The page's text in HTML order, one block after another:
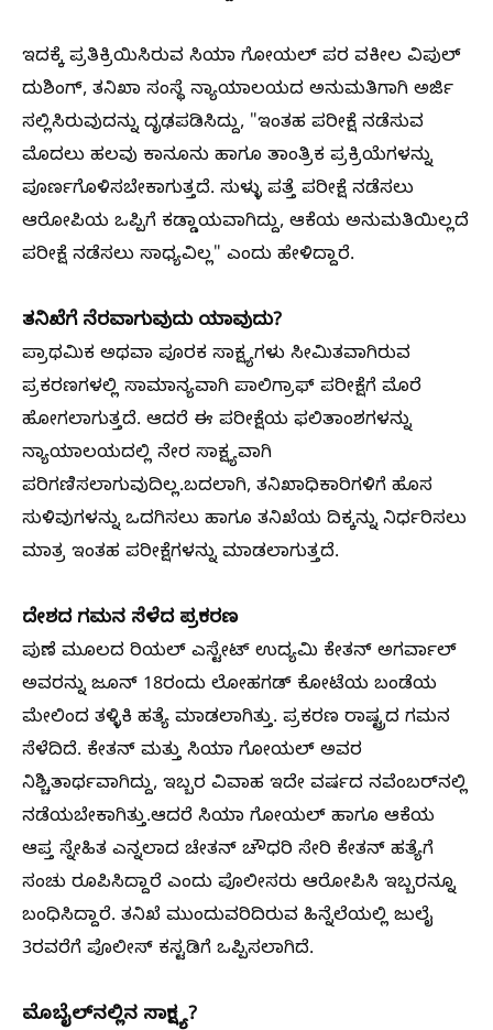
ಇದಕ್ಕೆ ಪ್ರತಿಕ್ರಿಯಿಸಿರುವ ಸಿಯಾ ಗೋಯಲ್ ಪರ ವಕೀಲ ವಿಪುಲ್
ದುಶಿಂಗ್, ತನಿಖಾ ಸಂಸ್ಥೆ ನ್ಯಾಯಾಲಯದ ಅನುಮತಿಗಾಗಿ ಅರ್ಜಿ
ಸಲ್ಲಿಸಿರುವುದನ್ನು ದೃಢಪಡಿಸಿದ್ದು, "ಇಂತಹ ಪರೀಕ್ಷೆ ನಡೆಸುವ
ಮೊದಲು ಹಲವು ಕಾನೂನು ಹಾಗೂ ತಾಂತ್ರಿಕ ಪ್ರಕ್ರಿಯೆಗಳನ್ನು
ಪೂರ್ಣಗೊಳಿಸಬೇಕಾಗುತ್ತದೆ. ಸುಳ್ಳು ಪತ್ತೆ ಪರೀಕ್ಷೆ ನಡೆಸಲು
ಆರೋಪಿಯ ಒಪ್ಪಿಗೆ ಕಡ್ಡಾಯವಾಗಿದ್ದು, ಆಕೆಯ ಅನುಮತಿಯಿಲ್ಲದೆ
ಪರೀಕ್ಷೆ ನಡೆಸಲು ಸಾಧ್ಯವಿಲ್ಲ" ಎಂದು ಹೇಳಿದ್ದಾರೆ.
ತನಿಖೆಗೆ ನೆರವಾಗುವುದು ಯಾವುದು?
ಪ್ರಾಥಮಿಕ ಅಥವಾ ಪೂರಕ ಸಾಕ್ಷ್ಯಗಳು ಸೀಮಿತವಾಗಿರುವ
ಪ್ರಕರಣಗಳಲ್ಲಿ ಸಾಮಾನ್ಯವಾಗಿ ಪಾಲಿಗ್ರಾಫ್ ಪರೀಕ್ಷೆಗೆ ಮೊರೆ
ಹೋಗಲಾಗುತ್ತದೆ. ಆದರೆ ಈ ಪರೀಕ್ಷೆಯ ಫಲಿತಾಂಶಗಳನ್ನು
ನ್ಯಾಯಾಲಯದಲ್ಲಿ ನೇರ ಸಾಕ್ಷ್ಯವಾಗಿ
ಪರಿಗಣಿಸಲಾಗುವುದಿಲ್ಲ.ಬದಲಾಗಿ, ತನಿಖಾಧಿಕಾರಿಗಳಿಗೆ ಹೊಸ
ಸುಳಿವುಗಳನ್ನು ಒದಗಿಸಲು ಹಾಗೂ ತನಿಖೆಯ ದಿಕ್ಕನ್ನು ನಿರ್ಧರಿಸಲು
ಮಾತ್ರ ಇಂತಹ ಪರೀಕ್ಷೆಗಳನ್ನು ಮಾಡಲಾಗುತ್ತದೆ.
ದೇಶದ ಗಮನ ಸೆಳೆದ ಪ್ರಕರಣ
ಪುಣೆ ಮೂಲದ ರಿಯಲ್ ಎಸ್ಟೇಟ್ ಉದ್ಯಮಿ ಕೇತನ್ ಅಗರ್ವಾಲ್
ಅವರನ್ನು ಜೂನ್ 18ರಂದು ಲೋಹಗಡ್ ಕೋಟೆಯ ಬಂಡೆಯ
ಮೇಲಿಂದ ತಳ್ಳಿಕಿ ಹತ್ಯೆ ಮಾಡಲಾಗಿತ್ತು. ಪ್ರಕರಣ ರಾಷ್ಟ್ರದ ಗಮನ
ಸೆಳೆದಿದೆ. ಕೇತನ್ ಮತ್ತು ಸಿಯಾ ಗೋಯಲ್ ಅವರ
ನಿಶ್ಚಿತಾರ್ಥವಾಗಿದ್ದು, ಇಬ್ಬರ ವಿವಾಹ ಇದೇ ವರ್ಷದ ನವೆಂಬರ್‌ನಲ್ಲಿ
ನಡೆಯಬೇಕಾಗಿತ್ತು.ಆದರೆ ಸಿಯಾ ಗೋಯಲ್ ಹಾಗೂ ಆಕೆಯ
ಆಪ್ತ ಸ್ನೇಹಿತ ಎನ್ನಲಾದ ಚೇತನ್ ಚೌಧರಿ ಸೇರಿ ಕೇತನ್ ಹತ್ಯೆಗೆ
ಸಂಚು ರೂಪಿಸಿದ್ದಾರೆ ಎಂದು ಪೊಲೀಸರು ಆರೋಪಿಸಿ ಇಬ್ಬರನ್ನೂ
ಬಂಧಿಸಿದ್ದಾರೆ. ತನಿಖೆ ಮುಂದುವರಿದಿರುವ ಹಿನ್ನೆಲೆಯಲ್ಲಿ ಜುಲೈ
3ರವರೆಗೆ ಪೊಲೀಸ್ ಕಸ್ಟಡಿಗೆ ಒಪ್ಪಿಸಲಾಗಿದೆ.
ಮೊಬೈಲ್‌ನಲ್ಲಿನ ಸಾಕ್ಷ್ಯ?